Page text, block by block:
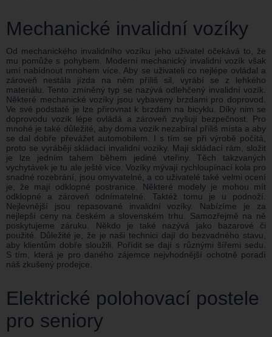
Mechanické invalidní vozíky
Od mechanického invalidního vozíku jeho uživatel očekává to, že
mu pomůže s pohybem. Moderní mechanický invalidní vozík však
umí nabídnout mnohem více. Aby se uživateli co nejlépe ovládal a
zároveň nestála jízda na něm příliš sil, vyrábí se z lehkého
materiálu. Tento zmíněný typ se nazývá odlehčený invalidní vozík.
Některé mechanické vozíky jsou vybaveny brzdami pro doprovod.
Ve své podstatě je lze přirovnat k brzdám na bicyklu. Díky nim se
doprovodu vozík lépe ovládá a zároveň zvyšují bezpečnost. Pro
mnohé je také důležité, aby doma vozík nezabíral příliš místa a aby
se dal dobře převážet automobilem. I s tím se při výrobě počítá,
proto se vyrábějí skládací invalidní vozíky. Mají skládací rám, složit
je lze jedním tahem během jediné vteřiny. Těch takzvaných
vychytávek je tu ale ještě více. Vozíky mývají rychloupínací kola pro
snadné rozebrání, jsou omyvatelné, a co uživatelé také velmi ocení
je, že mají odklopné postranice. Některé modely je mohou mít
odklopné a zároveň odnímatelné. Taktéž tomu je u podnoží.
Nejlevnější jsou repasované invalidní vozíky. Nabízíme je za
nejlepší ceny na českém a slovenském trhu. Samozřejmě na ně
poskytujeme záruku. Někdo je také nazývá jako bazarové či
použité. Důležité je, že je naši technici dají do bezvadného stavu,
aby klientům dobře sloužili. Pořídit se dají s různými šířemi sedu.
S tím, která je pro daného zájemce nejvhodnější ochotně poradí
náš zkušený prodejce.
Elektrické polohovací postele
pro seniory